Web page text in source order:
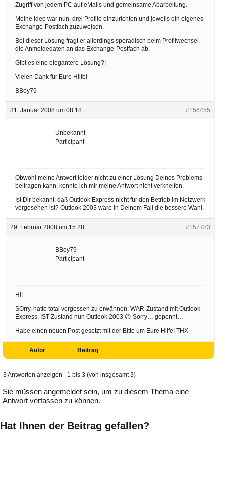
Zugriff von jedem PC auf eMails und gemeinsame Abarbeitung.
Meine Idee war nun, drei Profile einzurichten und jeweils ein eigenes
Exchange-Postfach zuzuweisen.
Bei dieser Lösung fragt er allerdings sporadisch beim Profilwechsel
die Anmeldedaten an das Exchange-Postfach ab.
Gibt es eine elegantere Lösung?!
Vielen Dank für Eure Hilfe!
BBoy79
31. Januar 2008 um 08:18 #156455
Unbekannt
Participant
Obwohl meine Antwort leider nicht zu einer Lösung Deines Problems
beitragen kann, konnte ich mir meine Antwort nicht verkneifen.
Ist Dir bekannt, daß Outlook Express nicht für den Betrieb im Netzwerk
vorgesehen ist? Outlook 2003 wäre in Deinem Fall die bessere Wahl.
29. Februar 2008 um 15:28 #157783
BBoy79
Participant
Hi!
SOrry, hatte total vergessen zu erwähnen: WAR-Zustand mit Outlook
Express, IST-Zustand nun Outlook 2003 😉 Sorry… gepennt…
Habe einen neuen Post gesetzt mit der Bitte um Eure Hilfe! THX
Autor Beitrag
3 Antworten anzeigen - 1 bis 3 (von insgesamt 3)
Sie müssen angemeldet sein, um zu diesem Thema eine
Antwort verfassen zu können.
Hat Ihnen der Beitrag gefallen?